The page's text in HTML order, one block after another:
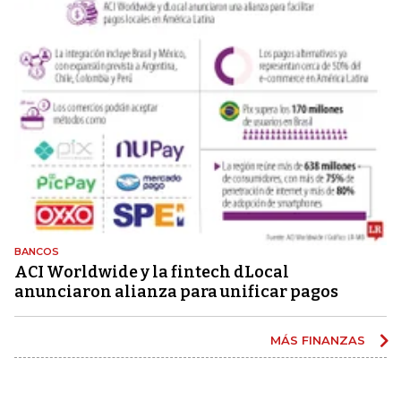
BANCOS
ACI Worldwide y la fintech dLocal
anunciaron alianza para unificar pagos
MÁS FINANZAS